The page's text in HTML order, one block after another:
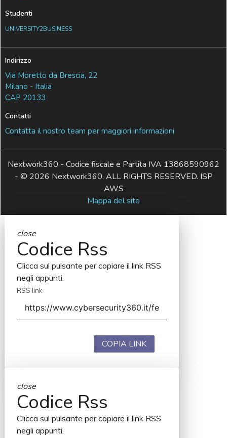
Studenti
UNIVERSITY2BUSINESS
Indirizzo
Via Moretto da Brescia, 22
Milano - Italia
CAP 20133
Contatti
Contatta il nostro team per maggiori informazioni
Nextwork360 - Codice fiscale e Partita IVA 13868590962
- © 2026 Nextwork360. ALL RIGHTS RESERVED. ISP
AWS
Mappa del sito
close
Codice Rss
Clicca sul pulsante per copiare il link RSS
negli appunti.
RSS link
COPIA LINK
close
Codice Rss
Clicca sul pulsante per copiare il link RSS
negli appunti.